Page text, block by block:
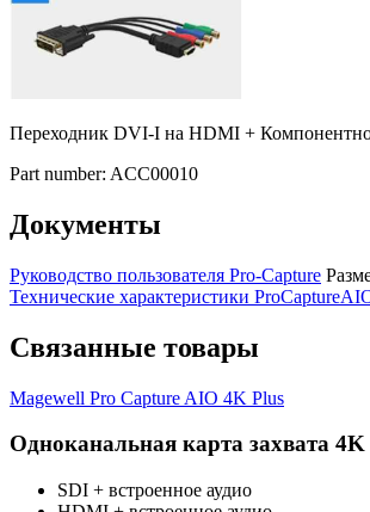
Переходник DVI-I на HDMI +
Part number: ACC00010
Документы
Руководство пользователя Pro-Capture
Технические характеристики
Связанные товары
Magewell Pro Capture AIO 4K Plus
Одноканальная карта захвата 4K
SDI + встроенное аудио